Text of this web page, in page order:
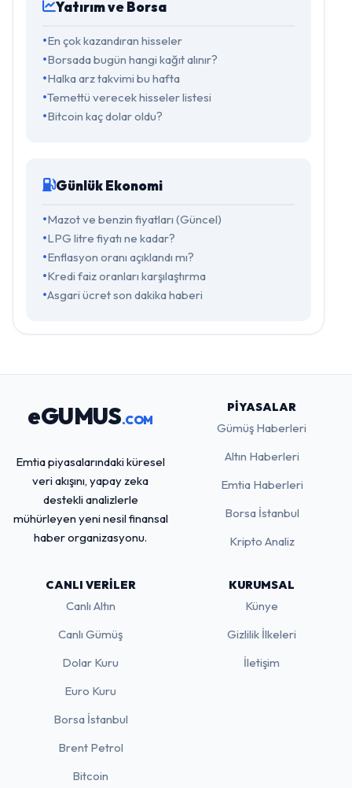
Yatırım ve Borsa
En çok kazandıran hisseler
Borsada bugün hangi kağıt alınır?
Halka arz takvimi bu hafta
Temettü verecek hisseler listesi
Bitcoin kaç dolar oldu?
Günlük Ekonomi
Mazot ve benzin fiyatları (Güncel)
LPG litre fiyatı ne kadar?
Enflasyon oranı açıklandı mı?
Kredi faiz oranları karşılaştırma
Asgari ücret son dakika haberi
eGUMUS.COM
Emtia piyasalarındaki küresel
veri akışını, yapay zeka
destekli analizlerle
mühürleyen yeni nesil finansal
haber organizasyonu.
PIYASALAR
Gümüş Haberleri
Altın Haberleri
Emtia Haberleri
Borsa İstanbul
Kripto Analiz
CANLI VERILER
Canlı Altın
Canlı Gümüş
Dolar Kuru
Euro Kuru
Borsa İstanbul
Brent Petrol
Bitcoin
KURUMSAL
Künye
Gizlilik İlkeleri
İletişim